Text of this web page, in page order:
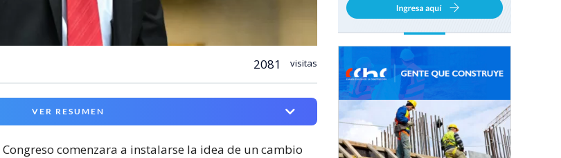
2081 visitas
VER RESUMEN
comenzara a instalarse la idea de un cambio